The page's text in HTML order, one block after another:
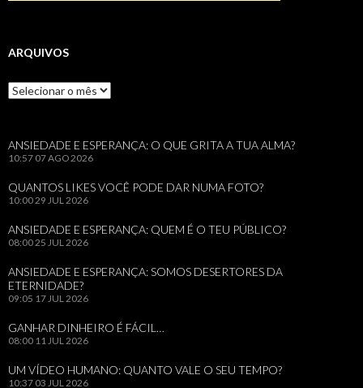
ARQUIVOS
Arquivos
ANSIEDADE E ESPERANÇA: O QUE GRITA A TUA ALMA?
10:57 07 AGO 2026
QUANTOS LIKES VOCÊ PODE DAR NUMA FOTO?
10:0029 JUL 2026
ANSIEDADE E ESPERANÇA: QUEM É O TEU PÚBLICO?
08:0025 JUL 2026
ANSIEDADE E ESPERANÇA: SOMOS DESERTORES DA
ETERNIDADE?
09:05 17 JUL 2026
GANHAR DINHEIRO É FÁCIL…
08:00 11 JUL 2026
UM VÍDEO HUMANO: QUANTO VALE O SEU TEMPO?
10:37 03 JUL 2026